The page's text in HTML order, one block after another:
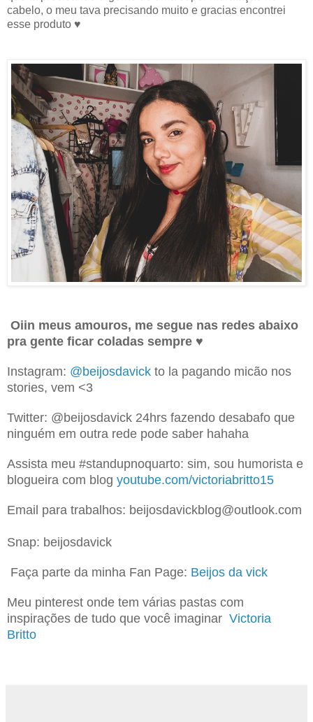
cabelo, o meu tava precisando muito e gracias encontrei
esse produto ♥
Oiin meus amouros, me segue nas redes abaixo
pra gente ficar coladas sempre ♥
Instagram: @beijosdavick to la pagando micão nos
stories, vem <3
Twitter: @beijosdavick 24hrs fazendo desabafo que
ninguém em outra rede pode saber hahaha
Assista meu #standupnoquarto: sim, sou humorista e
blogueira com blog youtube.com/victoriabritto15
Email para trabalhos: beijosdavickblog@outlook.com
Snap: beijosdavick
Faça parte da minha Fan Page: Beijos da vick
Meu pinterest onde tem várias pastas com
inspirações de tudo que você imaginar Victoria
Britto